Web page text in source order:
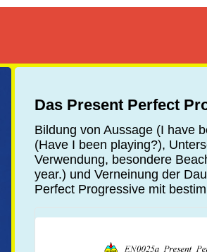
Das Present Perfect
Bildung von Aussage (I have
(Have I been playing?),
Verwendung, besondere
year.) und Verneinung der
Perfect Progressive mit